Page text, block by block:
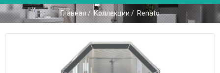
Главная /Коллекции / Renato